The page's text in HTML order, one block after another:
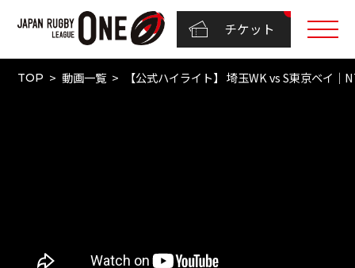
チケット
TOP 動画一覧 【公式ハイライト】 埼玉WK vs S東京ベイ